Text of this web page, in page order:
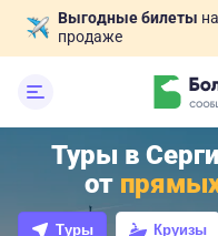
Выгодные билеты
продаже
Туры в
от
Туры Круизы